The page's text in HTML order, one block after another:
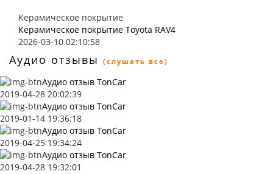
Керамическое покрытие
Керамическое покрытие Toyota RAV4
2026-03-10 02:10:58
Аудио отзывы (слушать все)
Аудио отзыв TonCar
2019-04-28 20:02:39
Аудио отзыв TonCar
2019-01-14 19:36:18
Аудио отзыв TonCar
2019-04-25 19:34:24
Аудио отзыв TonCar
2019-04-28 19:32:01